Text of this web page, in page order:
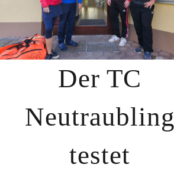
Der TC
Neutraubling
testet